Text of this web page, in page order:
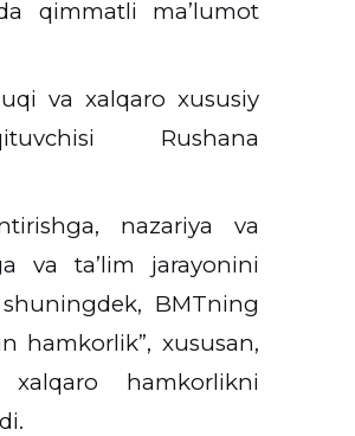
qimmatli maʼlumot
va xalqaro xususiy
Rushana
nazariya va
va taʼlim jarayonini
BMTning
hamkorlik”, xususan,
hamkorlikni